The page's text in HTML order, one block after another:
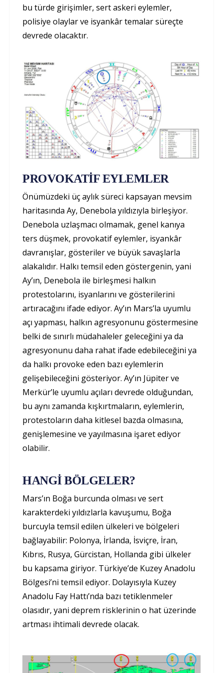
bu türde girişimler, sert askeri eylemler,
polisiye olaylar ve isyankâr temalar süreçte
devrede olacaktır.
PROVOKATİF EYLEMLER
Önümüzdeki üç aylık süreci kapsayan mevsim
haritasında Ay, Denebola yıldızıyla birleşiyor.
Denebola uzlaşmacı olmamak, genel kanıya
ters düşmek, provokatif eylemler, isyankâr
davranışlar, gösteriler ve büyük savaşlarla
alakalıdır. Halkı temsil eden göstergenin, yani
Ay’ın, Denebola ile birleşmesi halkın
protestolarını, isyanlarını ve gösterilerini
artıracağını ifade ediyor. Ay’ın Mars’la uyumlu
açı yapması, halkın agresyonunu göstermesine
belki de sınırlı müdahaleler geleceğini ya da
agresyonunu daha rahat ifade edebileceğini ya
da halkı provoke eden bazı eylemlerin
gelişebileceğini gösteriyor. Ay’ın Jüpiter ve
Merkür’le uyumlu açıları devrede olduğundan,
bu aynı zamanda kışkırtmaların, eylemlerin,
protestoların daha kitlesel bazda olmasına,
genişlemesine ve yayılmasına işaret ediyor
olabilir.
HANGİ BÖLGELER?
Mars’ın Boğa burcunda olması ve sert
karakterdeki yıldızlarla kavuşumu, Boğa
burcuyla temsil edilen ülkeleri ve bölgeleri
bağlayabilir: Polonya, İrlanda, İsviçre, İran,
Kıbrıs, Rusya, Gürcistan, Hollanda gibi ülkeler
bu kapsama giriyor. Türkiye’de Kuzey Anadolu
Bölgesi’ni temsil ediyor. Dolayısıyla Kuzey
Anadolu Fay Hattı’nda bazı tetiklenmeler
olasıdır, yani deprem risklerinin o hat üzerinde
artması ihtimali devrede olacak.